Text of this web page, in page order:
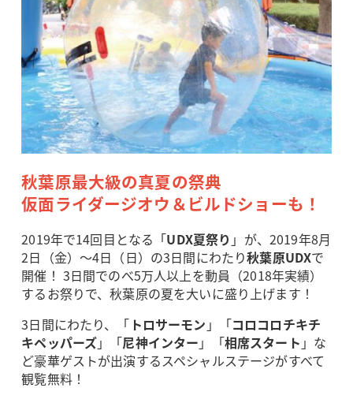
秋葉原最大級の真夏の祭典
仮面ライダージオウ＆ビルドショーも！
2019年で14回目となる「UDX夏祭り 」が、2019年8月
2日（金）～4日（日）の3日間にわたり秋葉原UDXで
開催！ 3日間でのべ5万人以上を動員（2018年実績）
するお祭りで、秋葉原の夏を大いに盛り上げます！
3日間にわたり、「 トロサーモン 」「コロコロチキチ
キペッパーズ」「尼神インター 」「相席スタート 」な
ど豪華ゲストが出演するスペシャルステージがすべて
観覧無料！